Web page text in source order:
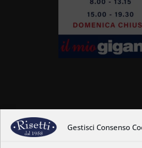
Gestisci Consenso
Home
Il nostro staff